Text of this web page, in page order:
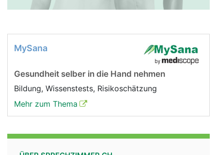
MySana
Gesundheit selber in die Hand nehmen
Bildung, Wissenstests, Risikoschätzung
Mehr zum Thema